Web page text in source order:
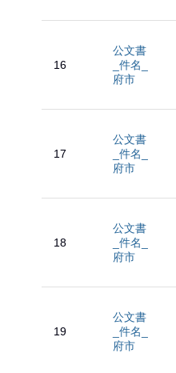
16
公文書
_件名_
府市
17
公文書
_件名_
府市
18
公文書
_件名_
府市
19
公文書
_件名_
府市